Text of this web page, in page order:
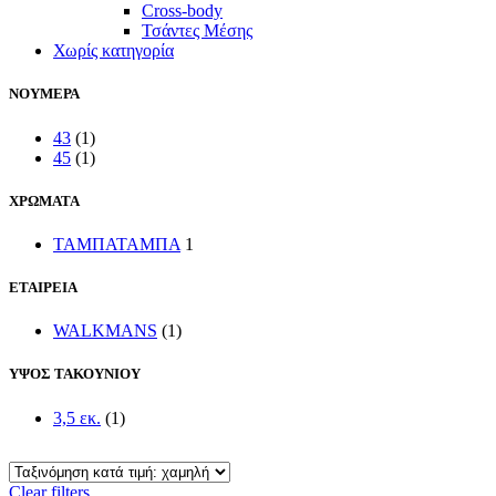
Cross-body
Τσάντες Μέσης
Χωρίς κατηγορία
ΝΟΥΜΕΡΑ
43 (1)
45 (1)
ΧΡΩΜΑΤΑ
ΤΑΜΠΑΤΑΜΠΑ 1
ΕΤΑΙΡΕΙΑ
WALKMANS (1)
ΥΨΟΣ ΤΑΚΟΥΝΙΟΥ
3,5 εκ. (1)
Clear filters